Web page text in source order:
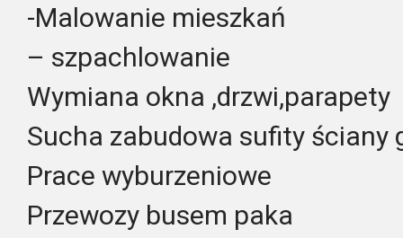
-Malowanie mieszkań
– szpachlowanie
Wymiana okna ,drzwi,parapety
Sucha zabudowa sufity ściany
Prace wyburzeniowe
Przewozy busem paka